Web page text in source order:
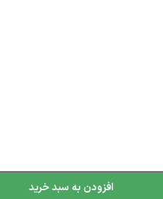
افزودن به سبد خرید